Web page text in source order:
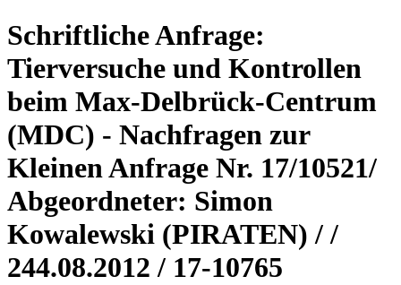
Schriftliche Anfrage:
Tierversuche und Kontrollen
beim Max-Delbrück-Centrum
(MDC) - Nachfragen zur
Kleinen Anfrage Nr. 17/10521/
Abgeordneter: Simon
Kowalewski (PIRATEN) / /
244.08.2012 / 17-10765